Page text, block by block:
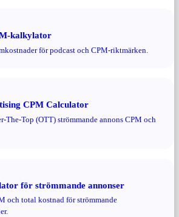
kalkylator
för podcast och CPM-riktmärken.
CPM Calculator
The-Top (OTT) strömmande annons CPM och
för strömmande annonser
och total kostnad för strömmande